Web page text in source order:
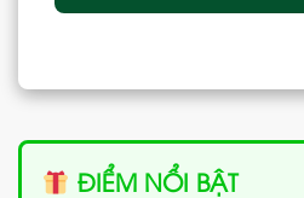
ĐIỂM NỔI BẬT